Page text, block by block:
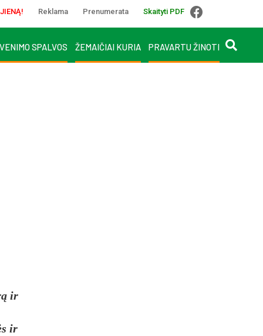
Reklama Prenumerata Skaityti PDF
SPALVOS ŽEMAIČIAI KURIA PRAVARTU ŽINOTI
ir
ir